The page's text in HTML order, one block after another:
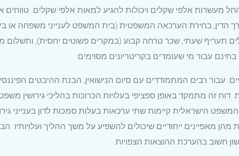
החל מעשרות אלפי שקלים ויכולות להגיע למאות אלפי שקלים.
עורך הדין, בחירת הערכאה המשפטית (בית המשפט לענייני משפחה או
עבור מי שעומדים בקריטריונים מסוימים.
עבור רבים המתמודדים עם סיום הנישואין, הבנת ההיבטים
זה מתמקד באופן ספציפי בעלויות הכרוכות בהליכי גירושין
הישראלית קיימות שתי ערכאות בעלות סמכות לדון בענייני
מאפיינים ייחודיים שיכולים להשפיע על משך ההליך ועלויותיו.
חשוב בהערכת ההוצאות הצפויות.